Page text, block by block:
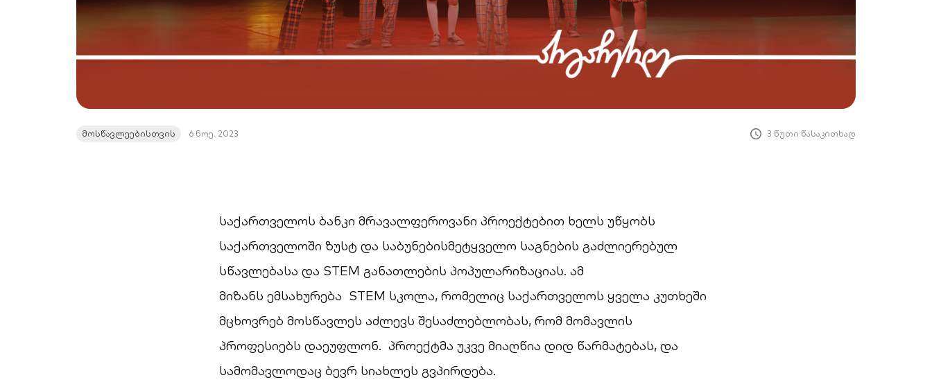
მოსწავლეებისთვის 6 ნოე. 2023 3 წუთი წასაკითხად
საქართველოს ბანკი მრავალფეროვანი პროექტებით ხელს უწყობს
საქართველოში ზუსტ და საბუნებისმეტყველო საგნების გაძლიერებულ
სწავლებასა და STEM განათლების პოპულარიზაციას. ამ
მიზანს ემსახურება STEM სკოლა, რომელიც საქართველოს ყველა კუთხეში
მცხოვრებ მოსწავლეს აძლევს შესაძლებლობას, რომ მომავლის
პროფესიებს დაეუფლონ. პროექტმა უკვე მიაღწია დიდ წარმატებას, და
სამომავლოდაც ბევრ სიახლეს გვპირდება.